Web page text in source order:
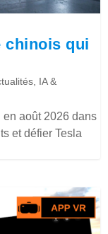
chinois qui
, IA &
août 2026 dans
et défier Tesla